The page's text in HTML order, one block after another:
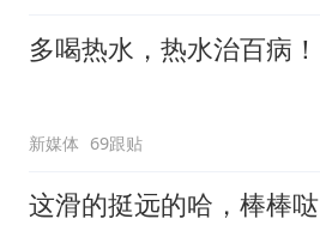
多喝热水，热水治百病！
新媒体 69跟贴
这滑的挺远的哈，棒棒哒